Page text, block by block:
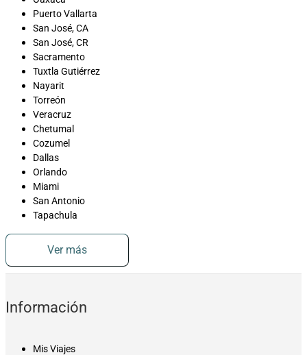
Puerto Vallarta
San José, CA
San José, CR
Sacramento
Tuxtla Gutiérrez
Nayarit
Torreón
Veracruz
Chetumal
Cozumel
Dallas
Orlando
Miami
San Antonio
Tapachula
Ver más
Información
Mis Viajes